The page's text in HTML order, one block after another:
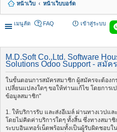
หน้าเว็บ
หน้าเว็บบอร์ด
เมนูลัด
FAQ เข้าสู่ระบบ
M.D.Soft Co.,Ltd. Software
Solutions Odoo Support - สมัค
ในขั้นตอนการสมัครสมาชิก ผู้สมัครจะต้อง
เปลี่ยนแปลงใดๆ ขอให้ท่านแก้ไข โดยการ
ข้อมูลสมาชิก"
1. ให้บริการรับ และส่งอีเมล์ ผ่านทางเวป
โดยไม่คิดค่าบริการใดๆ ทั้งสิ้น ซึ่งทางสมา
ระบบอินเทอร์เน็ตพร้อมทั้งเป็นผู้รับผิดชอบ